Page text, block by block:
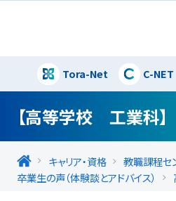
Tora-Net C-NET
【高等学校 工業科
キャリア・資格
教職課程セ
卒業生の声（体験談とアドバイス）